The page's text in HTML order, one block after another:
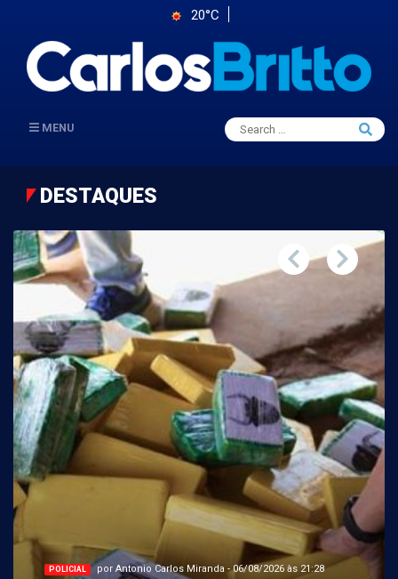
20°C
MENU
Search
for:
Search
DESTAQUES
POLICIAL por Antonio Carlos Miranda - 06/08/2026 às 21:28